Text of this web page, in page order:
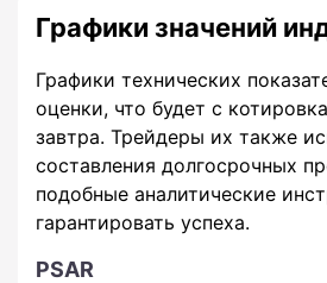
Графики значений
Графики технических
оценки, что будет с
завтра. Трейдеры их также
составления долгосрочных
подобные аналитические
гарантировать успеха.
PSAR